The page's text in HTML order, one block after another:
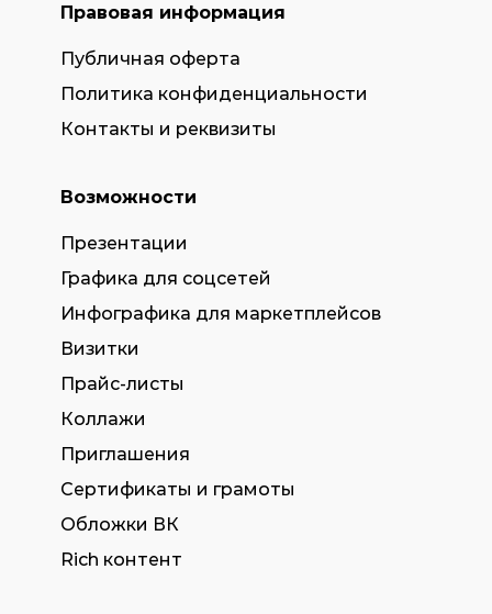
Правовая информация
Публичная оферта
Политика конфиденциальности
Контакты и реквизиты
Возможности
Презентации
Графика для соцсетей
Инфографика для маркетплейсов
Визитки
Прайс-листы
Коллажи
Приглашения
Сертификаты и грамоты
Обложки ВК
Rich контент